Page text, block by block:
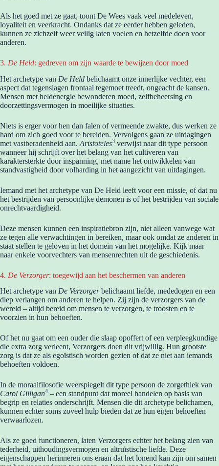
Als het goed met ze gaat, toont De Wees vaak veel medeleven,
loyaliteit en veerkracht. Ondanks dat ze eerder hebben geleden,
kunnen ze zichzelf weer veilig laten voelen en hetzelfde doen voor
anderen.
3. De Held: gedreven om zijn waarde te bewijzen door moed
Het archetype van De Held belichaamt onze innerlijke vechter, een
aspect dat tegenslagen frontaal tegemoet treedt, ongeacht de kansen.
Mensen met heldenergie bewonderen moed, zelfbeheersing en
doorzettingsvermogen in moeilijke situaties.
Niets is erger voor hen dan falen of vermeende zwakte, dus werken ze
hard om zich goed voor te bereiden. Vervolgens gaan ze uitdagingen
met vastberadenheid aan. Aristoteles3 verwijst naar dit type persoon
wanneer hij schrijft over het belang van het cultiveren van
karaktersterkte door inspanning, met name het ontwikkelen van
standvastigheid door volharding in het aangezicht van uitdagingen.
Iemand met het archetype van De Held leeft voor een missie, of dat nu
het bestrijden van persoonlijke demonen is of het bestrijden van sociale
onrechtvaardigheid.
Deze mensen kunnen een inspiratiebron zijn, niet alleen vanwege wat
ze tegen alle verwachtingen in bereiken, maar ook omdat ze anderen in
staat stellen te geloven in het domein van het mogelijke. Kijk maar
naar enkele voorvechters van mensenrechten uit de geschiedenis.
4. De Verzorger: toegewijd aan het beschermen van anderen
Het archetype van De Verzorgerbelichaamt liefde, mededogen en een
diep verlangen om anderen te helpen. Zij zijn de verzorgers van de
wereld – altijd bereid om mensen te verzorgen, te troosten en te
voorzien in hun behoeften.
Of het nu gaat om een ouder die slaap opoffert of een verpleegkundige
die extra zorg verleent, Verzorgers doen dit vrijwillig. Hun grootste
zorg is dat ze als egoïstisch worden gezien of dat ze niet aan iemands
behoeften voldoen.
In de moraalfilosofie weerspiegelt dit type persoon de zorgethiek van
Carol Gilligan4 – een standpunt dat moreel handelen op basis van
begrip en relaties onderschrijft. Mensen die dit archetype belichamen,
kunnen echter soms zoveel hulp bieden dat ze hun eigen behoeften
verwaarlozen.
Als ze goed functioneren, laten Verzorgers echter het belang zien van
tederheid, uithoudingsvermogen en altruïstische liefde. Deze
eigenschappen herinneren ons eraan dat het lonend kan zijn om samen